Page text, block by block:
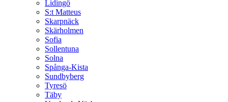
Lidingö
S:t Matteus
Skarpnäck
Skärholmen
Sofia
Sollentuna
Solna
Spånga-Kista
Sundbyberg
Tyresö
Täby